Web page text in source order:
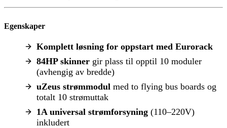
Egenskaper
Komplett løsning for oppstart med Eurorack
84HP skinner gir plass til opptil 10 moduler
(avhengig av bredde)
uZeus strømmodul med to flying bus boards og
totalt 10 strømuttak
1A universal strømforsyning (110–220V)
inkludert